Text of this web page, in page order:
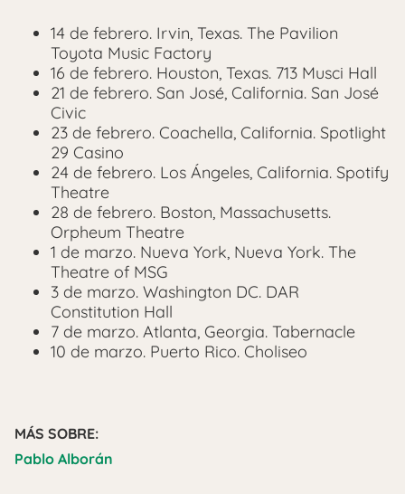
14 de febrero. Irvin, Texas. The Pavilion
Toyota Music Factory
16 de febrero. Houston, Texas. 713 Musci Hall
21 de febrero. San José, California. San José
Civic
23 de febrero. Coachella, California. Spotlight
29 Casino
24 de febrero. Los Ángeles, California. Spotify
Theatre
28 de febrero. Boston, Massachusetts.
Orpheum Theatre
1 de marzo. Nueva York, Nueva York. The
Theatre of MSG
3 de marzo. Washington DC. DAR
Constitution Hall
7 de marzo. Atlanta, Georgia. Tabernacle
10 de marzo. Puerto Rico. Choliseo
MÁS SOBRE:
Pablo Alborán